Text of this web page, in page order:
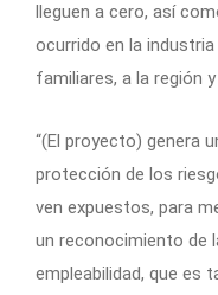
lleguen a cero, así
ocurrido en la
familiares, a la región y
“(El proyecto) genera
protección de los
ven expuestos, para
un reconocimiento de
empleabilidad, que es